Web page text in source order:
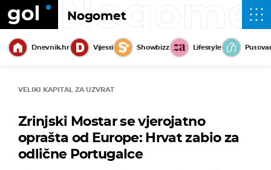
Nogomet
Dnevnik.hr Vijesti Showbizz Lifestyle
VELIKI KAPITAL ZA UZVRAT
Zrinjski Mostar se vjerojatno
oprašta od Europe: Hrvat zabio za
odlične Portugalce